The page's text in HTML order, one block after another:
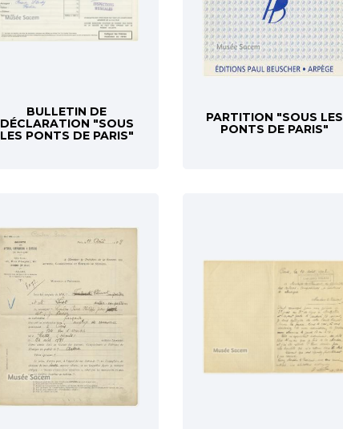
BULLETIN DE
DÉCLARATION "SOUS
LES PONTS DE PARIS"
PARTITION "SOUS LES
PONTS DE PARIS"